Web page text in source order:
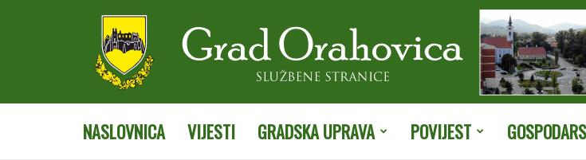
NASLOVNICA VIJESTI GRADSKA UPRAVA POVIJEST